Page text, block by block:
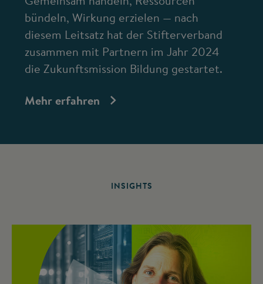
bündeln, Wirkung erzielen — nach
diesem Leitsatz hat der Stifterverband
zusammen mit Partnern im Jahr 2024
die Zukunftsmission Bildung gestartet.
Mehr erfahren
INSIGHTS